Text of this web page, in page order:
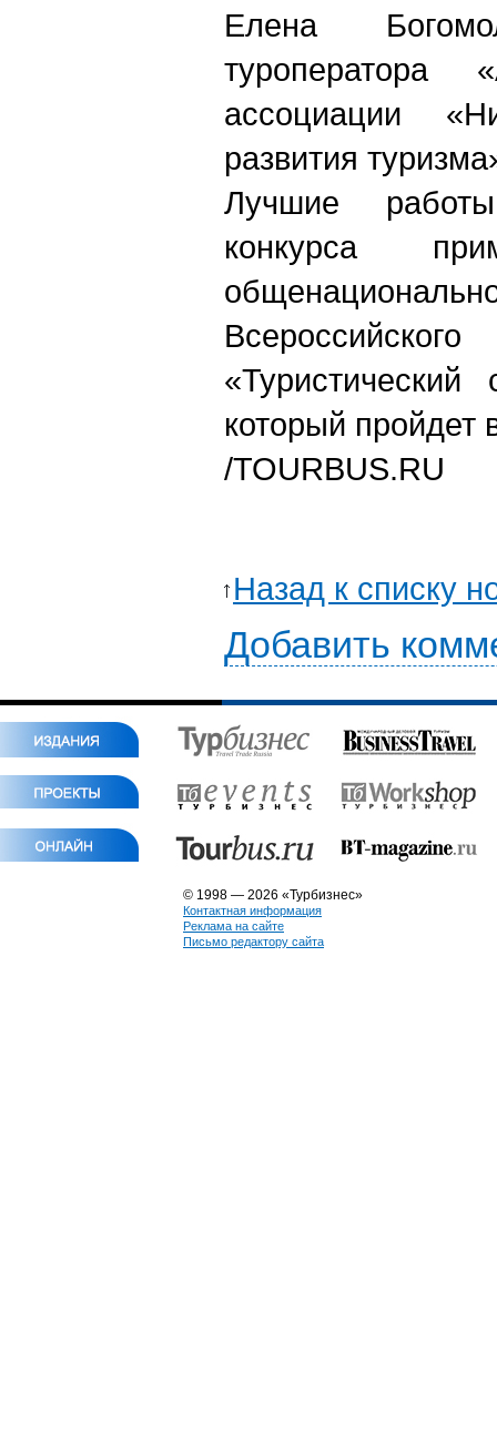
Елена
туроператора
ассоциации
развития
Лучшие
конкурса
который пройдет
/TOURBUS.RU
Назад к списку
Добавить
© 1998 — 2026 «Турбизнес»
Контактная информация
Реклама на сайте
Письмо редактору сайта